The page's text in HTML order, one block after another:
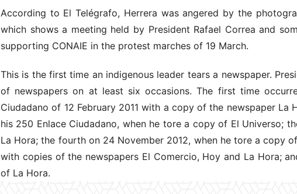
According to El Telégrafo, Herrera was angered by the
which shows a meeting held by President Rafael Correa and
supporting CONAIE in the protest marches of 19 March.
This is the first time an indigenous leader tears a newspaper.
of newspapers on at least six occasions. The first time
Ciudadano of 12 February 2011 with a copy of the newspaper La
his 250 Enlace Ciudadano, when he tore a copy of El Universo;
La Hora; the fourth on 24 November 2012, when he tore a copy
with copies of the newspapers El Comercio, Hoy and La Hora;
of La Hora.